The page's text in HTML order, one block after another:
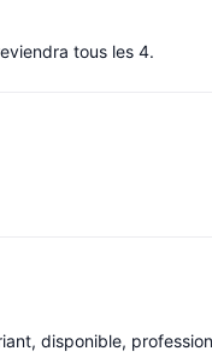
tous les 4.
disponible,